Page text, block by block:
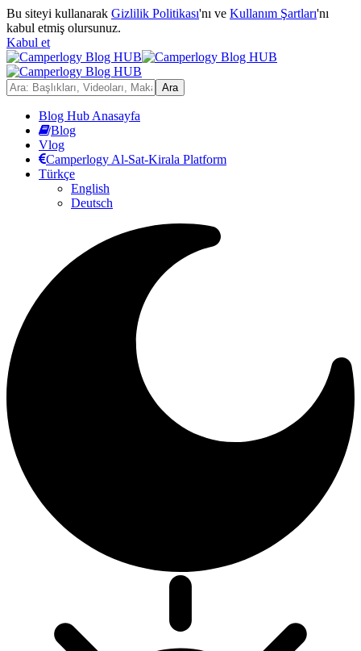
Bu siteyi kullanarak Gizlilik Politikası'nı ve Kullanım Şartları'nı
kabul etmiş olursunuz.
Kabul et
Blog Hub Anasayfa
Blog
Vlog
Camperlogy Al-Sat-Kirala Platform
Türkçe
English
Deutsch